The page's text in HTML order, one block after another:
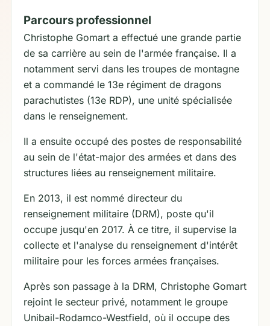
Parcours professionnel
Christophe Gomart a effectué une grande partie
de sa carrière au sein de l'armée française. Il a
notamment servi dans les troupes de montagne
et a commandé le 13e régiment de dragons
parachutistes (13e RDP), une unité spécialisée
dans le renseignement.
Il a ensuite occupé des postes de responsabilité
au sein de l'état-major des armées et dans des
structures liées au renseignement militaire.
En 2013, il est nommé directeur du
renseignement militaire (DRM), poste qu'il
occupe jusqu'en 2017. À ce titre, il supervise la
collecte et l'analyse du renseignement d'intérêt
militaire pour les forces armées françaises.
Après son passage à la DRM, Christophe Gomart
rejoint le secteur privé, notamment le groupe
Unibail-Rodamco-Westfield, où il occupe des